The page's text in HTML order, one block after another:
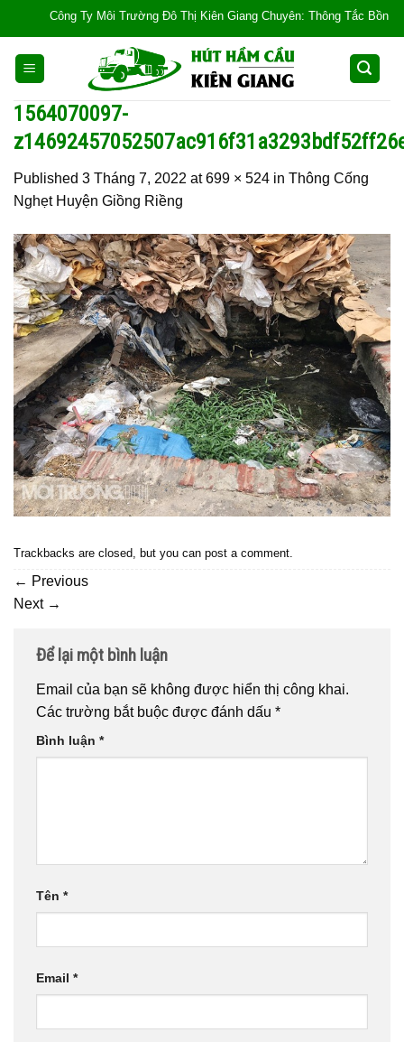
content
Công Ty Môi Trường Đô Thị Kiên Giang Chuyên: Thông Tắc Bồn
1564070097-
Published 3 Tháng 7, 2022 at699 × 524 in Thông Cống
Nghẹt Huyện Giồng Riềng
Trackbacks are closed, but you can post a comment
← Previous
Next →
Để lại một bình luận
Email của bạn sẽ không được hiển thị công khai.
Các trường bắt buộc được đánh dấu *
Bình luận *
Tên *
Email *